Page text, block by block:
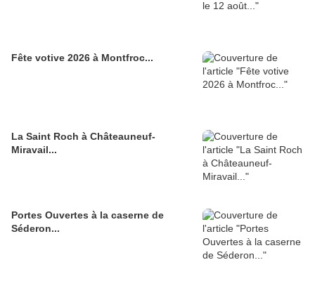
Fête votive 2026 à Montfroc...
La Saint Roch à Châteauneuf-
Miravail...
Portes Ouvertes à la caserne de
Séderon...